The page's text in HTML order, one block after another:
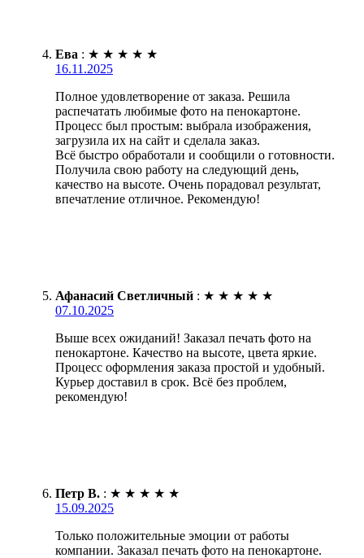
Ева : ★ ★ ★ ★ ★
16.11.2025
Полное удовлетворение от заказа. Решила
распечатать любимые фото на пенокартоне.
Процесс был простым: выбрала изображения,
загрузила их на сайт и сделала заказ.
Всё быстро обработали и сообщили о готовности.
Получила свою работу на следующий день,
качество на высоте. Очень порадовал результат,
впечатление отличное. Рекомендую!
Афанасий Светличный : ★ ★ ★ ★ ★
07.10.2025
Выше всех ожиданий! Заказал печать фото на
пенокартоне. Качество на высоте, цвета яркие.
Процесс оформления заказа простой и удобный.
Курьер доставил в срок. Всё без проблем,
рекомендую!
Петр В. : ★ ★ ★ ★ ★
15.09.2025
Только положительные эмоции от работы
компании. Заказал печать фото на пенокартоне.